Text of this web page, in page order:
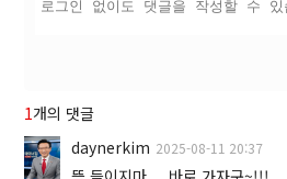
1개의 댓글
daynerkim 2025-08-11 20:37